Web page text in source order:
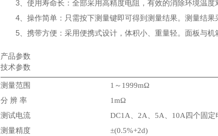
3、使用寿命长：全部采用高精度电阻，有效的消除环境温度
4、操作简单：只需按下测量键即可得到测量结果。测量结果
5、携带方便：采用便携式设计，体积小、重量轻。面板与机
产品参数
技术参数
测量范围
1～1999mΩ
分 辨 率
1mΩ
测试电流
DC1A、2A、5A、10A四个固定
测量精度
±(0.5%+2d)